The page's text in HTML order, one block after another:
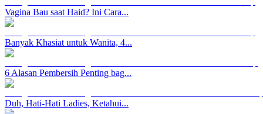
Vagina Bau saat Haid? Ini Cara...
Banyak Khasiat untuk Wanita, 4...
6 Alasan Pembersih Penting bag...
Duh, Hati-Hati Ladies, Ketahui...